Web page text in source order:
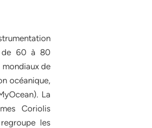
de 60 à 80
de
océanique,
La
Coriolis
les